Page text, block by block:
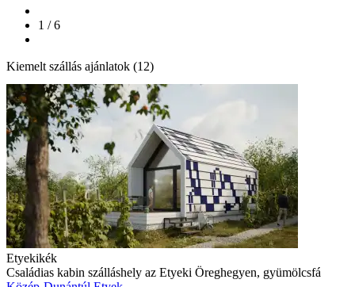
1 / 6
Kiemelt szállás ajánlatok (12)
Etyekikék
Családias kabin szálláshely az Etyeki Öreghegyen, gyümölcsfá